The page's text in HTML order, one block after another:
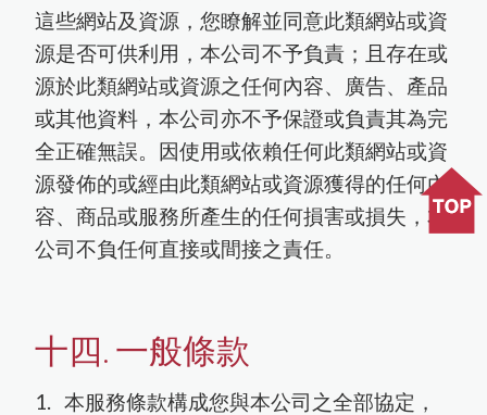
這些網站及資源，您瞭解並同意此類網站或資
源是否可供利用，本公司不予負責；且存在或
源於此類網站或資源之任何內容、廣告、產品
或其他資料，本公司亦不予保證或負責其為完
全正確無誤。因使用或依賴任何此類網站或資
源發佈的或經由此類網站或資源獲得的任何內
容、商品或服務所產生的任何損害或損失，本
公司不負任何直接或間接之責任。
十四. 一般條款
本服務條款構成您與本公司之全部協定，